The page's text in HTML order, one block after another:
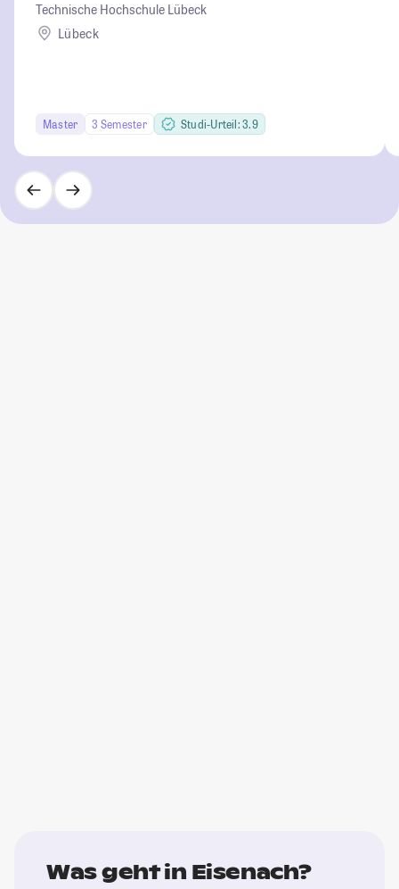
Technische Hochschule Lübeck
Lübeck
Master 3 Semester Studi-Urteil: 3.9
Was geht in Eisenach?